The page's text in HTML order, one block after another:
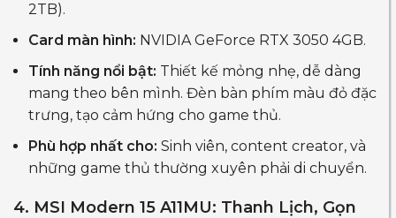
2TB).
Card màn hình: NVIDIA GeForce RTX 3050 4GB.
Tính năng nổi bật: Thiết kế mỏng nhẹ, dễ dàng
mang theo bên mình. Đèn bàn phím màu đỏ đặc
trưng, tạo cảm hứng cho game thủ.
Phù hợp nhất cho: Sinh viên, content creator, và
những game thủ thường xuyên phải di chuyển.
4. MSI Modern 15 A11MU: Thanh Lịch, Gọn